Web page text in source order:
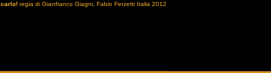
carlo! regia di Gianfranco Giagni, Fabio Ferzetti Italia 2012